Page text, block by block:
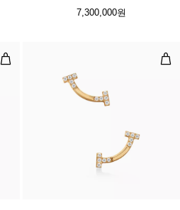
7,300,000원
스마일 미니 이어링, 옐로우 골드,스